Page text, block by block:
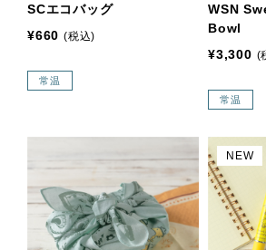
SCエコバッグ
¥660 (税込)
常温
WSN
Bowl
¥3,300 (
常温
NEW